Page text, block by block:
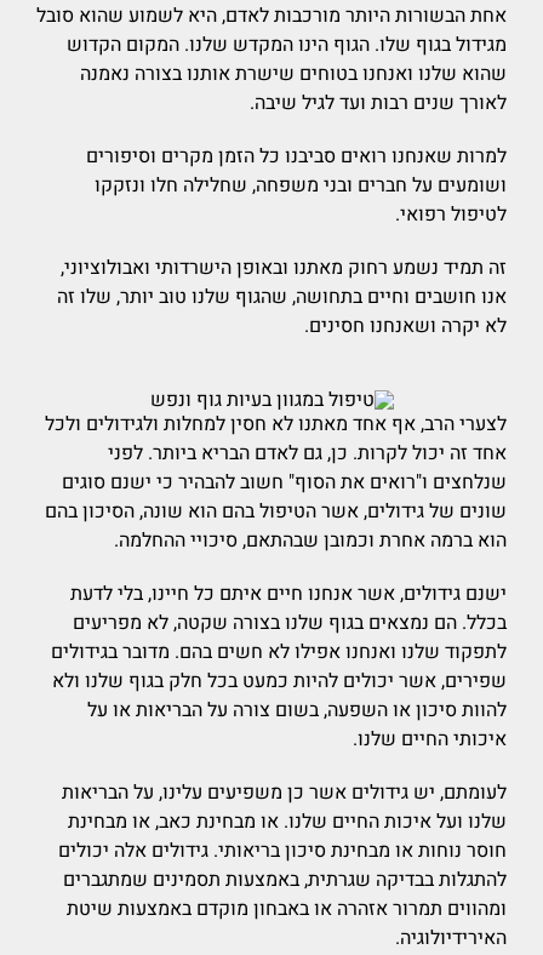
אחת הבשורות היותר מורכבות לאדם, היא לשמוע שהוא סובל
מגידול בגוף שלו. הגוף הינו המקדש שלנו. המקום הקדוש
שהוא שלנו ואנחנו בטוחים שישרת אותנו בצורה נאמנה
לאורך שנים רבות ועד לגיל שיבה.
למרות שאנחנו רואים סביבנו כל הזמן מקרים וסיפורים
ושומעים על חברים ובני משפחה, שחלילה חלו ונזקקו
לטיפול רפואי.
זה תמיד נשמע רחוק מאתנו ובאופן הישרדותי ואבולוציוני,
אנו חושבים וחיים בתחושה, שהגוף שלנו טוב יותר, שלו זה
לא יקרה ושאנחנו חסינים.
לצערי הרב, אף אחד מאתנו לא חסין למחלות ולגידולים ולכל
אחד זה יכול לקרות. כן, גם לאדם הבריא ביותר. לפני
שנלחצים ו"רואים את הסוף" חשוב להבהיר כי ישנם סוגים
שונים של גידולים, אשר הטיפול בהם הוא שונה, הסיכון בהם
הוא ברמה אחרת וכמובן שבהתאם, סיכויי ההחלמה.
ישנם גידולים, אשר אנחנו חיים איתם כל חיינו, בלי לדעת
בכלל. הם נמצאים בגוף שלנו בצורה שקטה, לא מפריעים
לתפקוד שלנו ואנחנו אפילו לא חשים בהם. מדובר בגידולים
שפירים, אשר יכולים להיות כמעט בכל חלק בגוף שלנו ולא
להוות סיכון או השפעה, בשום צורה על הבריאות או על
איכותי החיים שלנו.
לעומתם, יש גידולים אשר כן משפיעים עלינו, על הבריאות
שלנו ועל איכות החיים שלנו. או מבחינת כאב, או מבחינת
חוסר נוחות או מבחינת סיכון בריאותי. גידולים אלה יכולים
להתגלות בבדיקה שגרתית, באמצעות תסמינים שמתגברים
ומהווים תמרור אזהרה או באבחון מוקדם באמצעות שיטת
האירידיולוגיה.